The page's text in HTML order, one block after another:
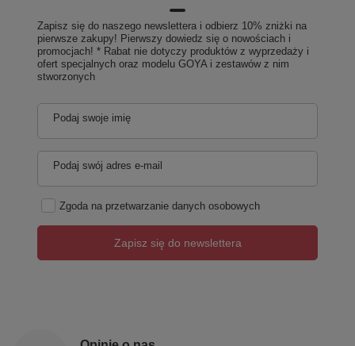
Zapisz się do naszego newslettera i odbierz 10% zniżki na
pierwsze zakupy! Pierwszy dowiedz się o nowościach i
promocjach! * Rabat nie dotyczy produktów z wyprzedaży i
ofert specjalnych oraz modelu GOYA i zestawów z nim
stworzonych
Podaj swoje imię
Podaj swój adres e-mail
Zgoda na przetwarzanie danych osobowych
Zapisz się do newslettera